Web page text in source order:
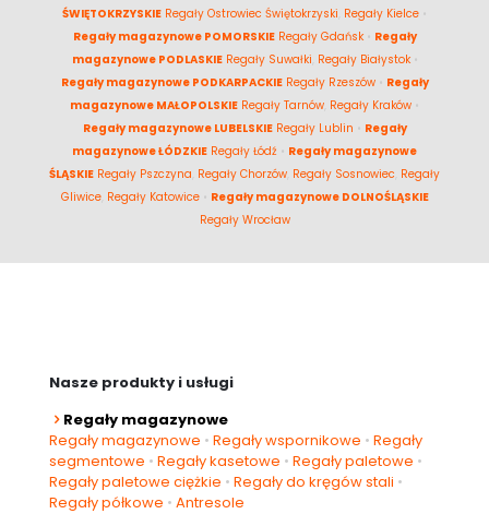
ŚWIĘTOKRZYSKIE Regały Ostrowiec Świętokrzyski Regały Kielce •
Regały magazynowe POMORSKIE Regały Gdańsk• Regały
magazynowe PODLASKIE Regały Suwałki Regały Białystok•
Regały magazynowe PODKARPACKIE Regały Rzeszów• Regały
magazynowe MAŁOPOLSKIE Regały Tarnów Regały Kraków •
Regały magazynowe LUBELSKIE Regały Lublin • Regały
magazynowe ŁÓDZKIE Regały Łódź • Regały magazynowe
ŚLĄSKIE Regały Pszczyna Regały Chorzów Regały Sosnowiec Regały
Gliwice, Regały Katowice• Regały magazynowe DOLNOŚLĄSKIE
Regały Wrocław
Nasze produkty i usługi
Regały magazynowe
Regały magazynowe • Regały wspornikowe • Regały
segmentowe • Regały kasetowe • Regały paletowe •
Regały paletowe ciężkie • Regały do kręgów stali •
Regały półkowe • Antresole